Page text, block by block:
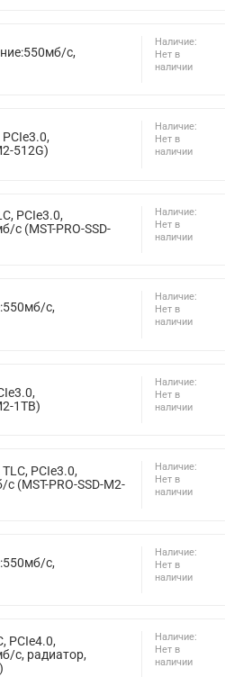
с,
Наличие:
Нет в
наличии
512G)
Наличие:
Нет в
наличии
PCIe3.0,
с (MST-PRO-SSD-
Наличие:
Нет в
наличии
с,
Наличие:
Нет в
наличии
1TB)
Наличие:
Нет в
наличии
PCIe3.0,
(MST-PRO-SSD-M2-
Наличие:
Нет в
наличии
с,
Наличие:
Нет в
наличии
PCIe4.0,
с, радиатор,
Наличие:
Нет в
наличии